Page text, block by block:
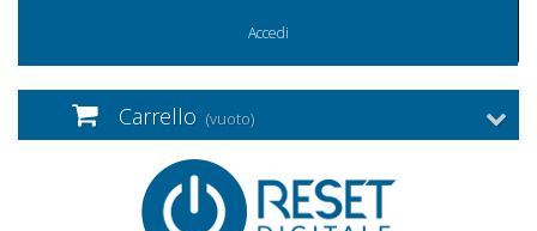
Accedi
Carrello (vuoto)